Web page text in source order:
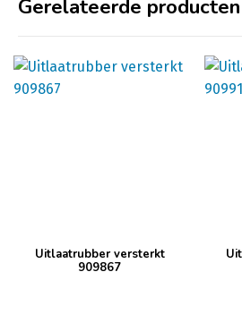
Gerelateerde producten
Uitlaatrubber versterkt
909867